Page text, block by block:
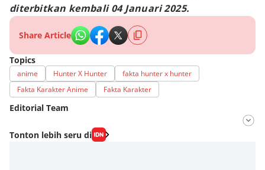
diterbitkan kembali 04 Januari 2025.
Share Article
Topics
anime Hunter X Hunter
fakta hunter x hunter
Fakta Karakter Anime
Fakta Karakter
Editorial Team
Editor
Fahrul Razi Uni Nurullah
Tonton lebih seru di